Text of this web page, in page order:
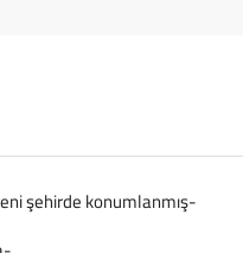
şehirde konumlanmış-